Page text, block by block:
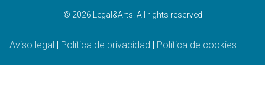
© 2026 Legal&Arts. All rights reserved
Aviso legal | Política de privacidad | Política de cookies